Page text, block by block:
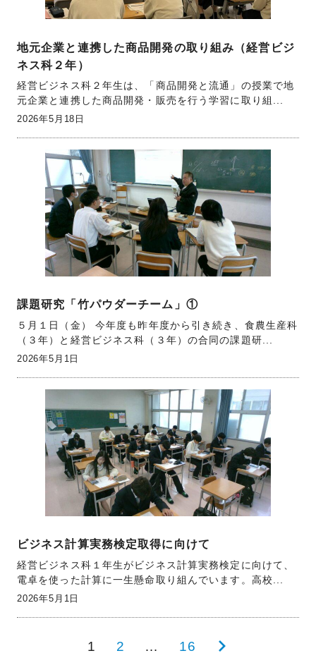
地元企業と連携した商品開発の取り組み（経営ビジ
ネス科２年）
経営ビジネス科２年生は、「商品開発と流通」の授業で地
元企業と連携した商品開発・販売を行う学習に取り組...
2026年5月18日
課題研究「竹パウダーチーム」①
５月１日（金） 今年度も昨年度から引き続き、食農生産科
（３年）と経営ビジネス科（３年）の合同の課題研...
2026年5月1日
ビジネス計算実務検定取得に向けて
経営ビジネス科１年生がビジネス計算実務検定に向けて、
電卓を使った計算に一生懸命取り組んでいます。高校...
2026年5月1日
1 2 … 16
次